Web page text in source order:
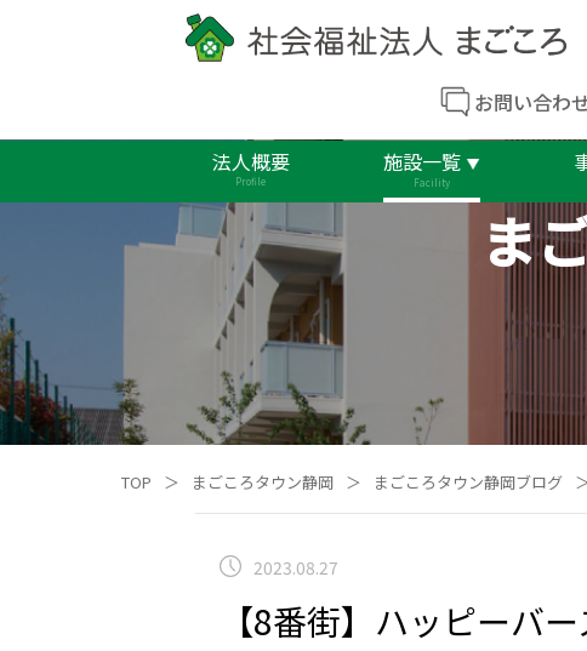
お問い合わ
法人概要
Profile
施設一覧
Facility
ま
TOP ＞ まごころタウン静岡 ＞ まごころタウン静岡ブログ
2023.08.27
【8番街】ハッピーバ